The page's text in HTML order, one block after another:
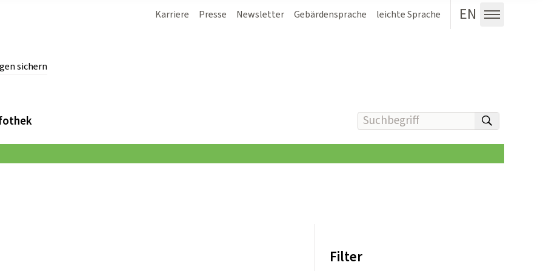
sichern
Karriere Presse Newsletter Gebärdensprache leichte Sprache EN
Menü
Suchbegriff(e) eingeben
Filter